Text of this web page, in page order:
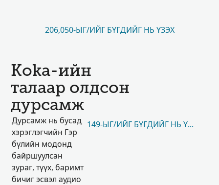
206,050-ЫГ/ИЙГ БҮГДИЙГ НЬ ҮЗЭХ
Koka-ийн
талаар олдсон
дурсамж
Дурсамж нь бусад
хэрэглэгчийн Гэр
бүлийн модонд
байршуулсан
зураг, түүх, баримт
бичиг эсвэл аудио
149-ЫГ/ИЙГ БҮГДИЙГ НЬ ҮЗЭХ